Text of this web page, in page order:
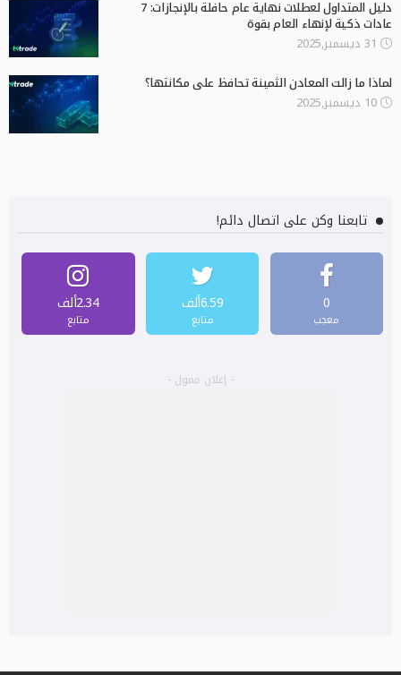
دليل المتداول لعطلات نهاية عام حافلة بالإنجازات: 7
عادات ذكية لإنهاء العام بقوة
31 ديسمبر,2025
لماذا ما زالت المعادن الثمينة تحافظ على مكانتها؟
10 ديسمبر,2025
تابعنا وكن على اتصال دائم!
0
معجب
6.59ألف
متابع
2.34ألف
متابع
- إعلان ممول -